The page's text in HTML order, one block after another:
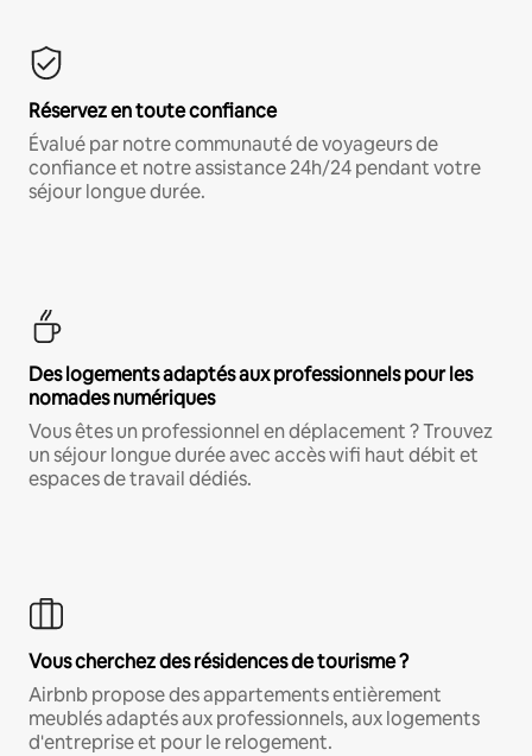
Réservez en toute confiance
Évalué par notre communauté de voyageurs de
confiance et notre assistance 24h/24 pendant votre
séjour longue durée.
Des logements adaptés aux professionnels pour les
nomades numériques
Vous êtes un professionnel en déplacement ? Trouvez
un séjour longue durée avec accès wifi haut débit et
espaces de travail dédiés.
Vous cherchez des résidences de tourisme ?
Airbnb propose des appartements entièrement
meublés adaptés aux professionnels, aux logements
d'entreprise et pour le relogement.